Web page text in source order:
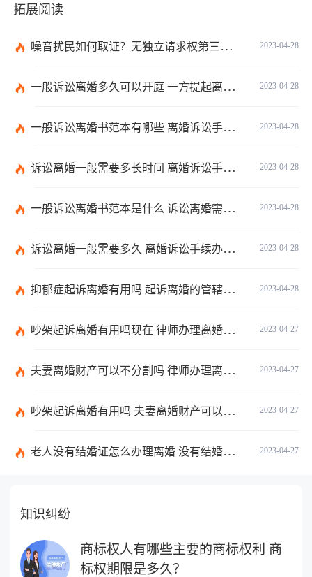
拓展阅读
2023-04-28
噪音扰民如何取证？无独立请求权第三人承担责任的情形看这里
2023-04-28
一般诉讼离婚多久可以开庭 一方提起离婚诉讼能离婚吗？
2023-04-28
一般诉讼离婚书范本有哪些 离婚诉讼手续办理流程是什么？
2023-04-28
诉讼离婚一般需要多长时间 离婚诉讼手续办理流程是什么？
2023-04-28
一般诉讼离婚书范本是什么 诉讼离婚需要多久？
2023-04-28
诉讼离婚一般需要多久 离婚诉讼手续办理流程有哪些？
2023-04-28
抑郁症起诉离婚有用吗 起诉离婚的管辖法院有哪些？
2023-04-27
吵架起诉离婚有用吗现在 律师办理离婚需要多少费用？
2023-04-27
夫妻离婚财产可以不分割吗 律师办理离婚需要多少费用？
2023-04-27
吵架起诉离婚有用吗 夫妻离婚财产可以不分割吗？
2023-04-27
老人没有结婚证怎么办理离婚 没有结婚证分开孩子如何上户口？
知识纠纷
商标权人有哪些主要的商标权利 商
标权期限是多久？